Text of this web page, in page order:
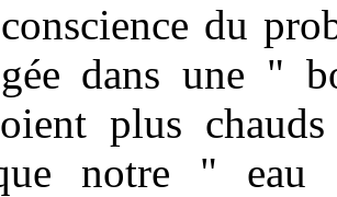
du
dans une "
plus
notre " eau